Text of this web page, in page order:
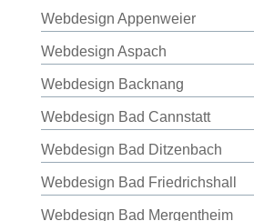
Webdesign Appenweier
Webdesign Aspach
Webdesign Backnang
Webdesign Bad Cannstatt
Webdesign Bad Ditzenbach
Webdesign Bad Friedrichshall
Webdesign Bad Mergentheim